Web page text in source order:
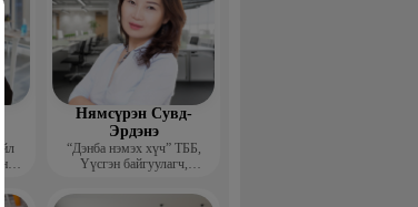
Нямсүрэн Сувд-
Эрдэнэ
“Дэнба нэмэх хүч” ТББ,
Үүсгэн байгуулагч,